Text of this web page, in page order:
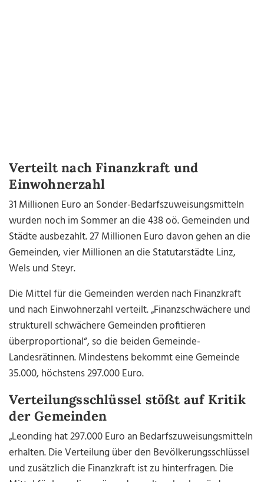
Verteilt nach Finanzkraft und
Einwohnerzahl
31 Millionen Euro an Sonder-Bedarfszuweisungsmitteln
wurden noch im Sommer an die 438 oö. Gemeinden und
Städte ausbezahlt. 27 Millionen Euro davon gehen an die
Gemeinden, vier Millionen an die Statutarstädte Linz,
Wels und Steyr.
Die Mittel für die Gemeinden werden nach Finanzkraft
und nach Einwohnerzahl verteilt. „Finanzschwächere und
strukturell schwächere Gemeinden profitieren
überproportional“, so die beiden Gemeinde-
Landesrätinnen. Mindestens bekommt eine Gemeinde
35.000, höchstens 297.000 Euro.
Verteilungsschlüssel stößt auf Kritik
der Gemeinden
„Leonding hat 297.000 Euro an Bedarfszuweisungsmitteln
erhalten. Die Verteilung über den Bevölkerungsschlüssel
und zusätzlich die Finanzkraft ist zu hinterfragen. Die